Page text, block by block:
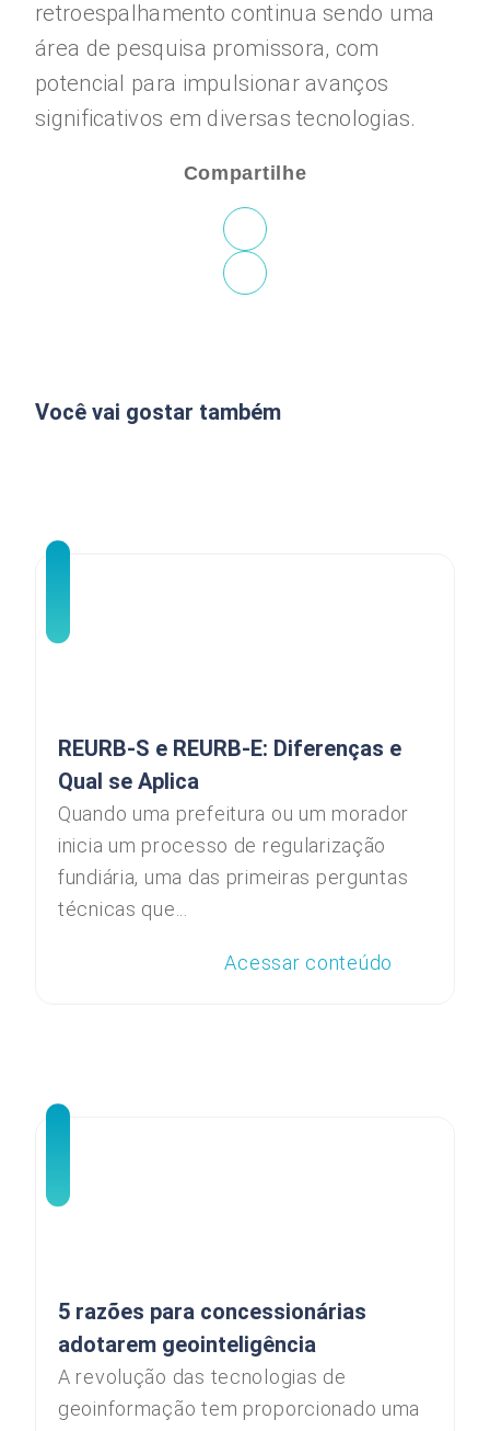
retroespalhamento continua sendo uma
área de pesquisa promissora, com
potencial para impulsionar avanços
significativos em diversas tecnologias.
Compartilhe
Você vai gostar também
REURB-S e REURB-E: Diferenças e
Qual se Aplica
Quando uma prefeitura ou um morador
inicia um processo de regularização
fundiária, uma das primeiras perguntas
técnicas que...
Acessar conteúdo
5 razões para concessionárias
adotarem geointeligência
A revolução das tecnologias de
geoinformação tem proporcionado uma